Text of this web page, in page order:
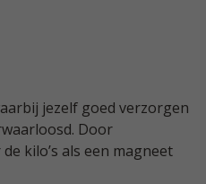
jezelf goed verzorgen
Door
kilo’s als een magneet